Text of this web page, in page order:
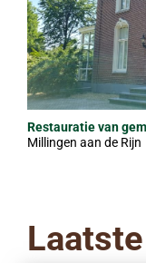
Restauratie van
Millingen aan de Rijn